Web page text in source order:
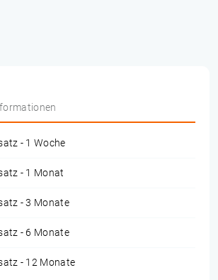
- 1 Woche
- 1 Monat
- 3 Monate
- 6 Monate
- 12 Monate